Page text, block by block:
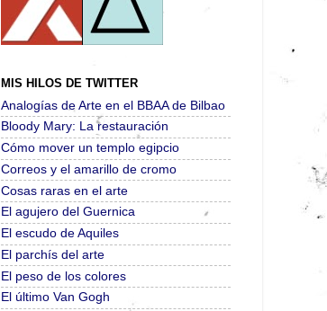
MIS HILOS DE TWITTER
Analogías de Arte en el BBAA de Bilbao
Bloody Mary: La restauración
Cómo mover un templo egipcio
Correos y el amarillo de cromo
Cosas raras en el arte
El agujero del Guernica
El escudo de Aquiles
El parchís del arte
El peso de los colores
El último Van Gogh